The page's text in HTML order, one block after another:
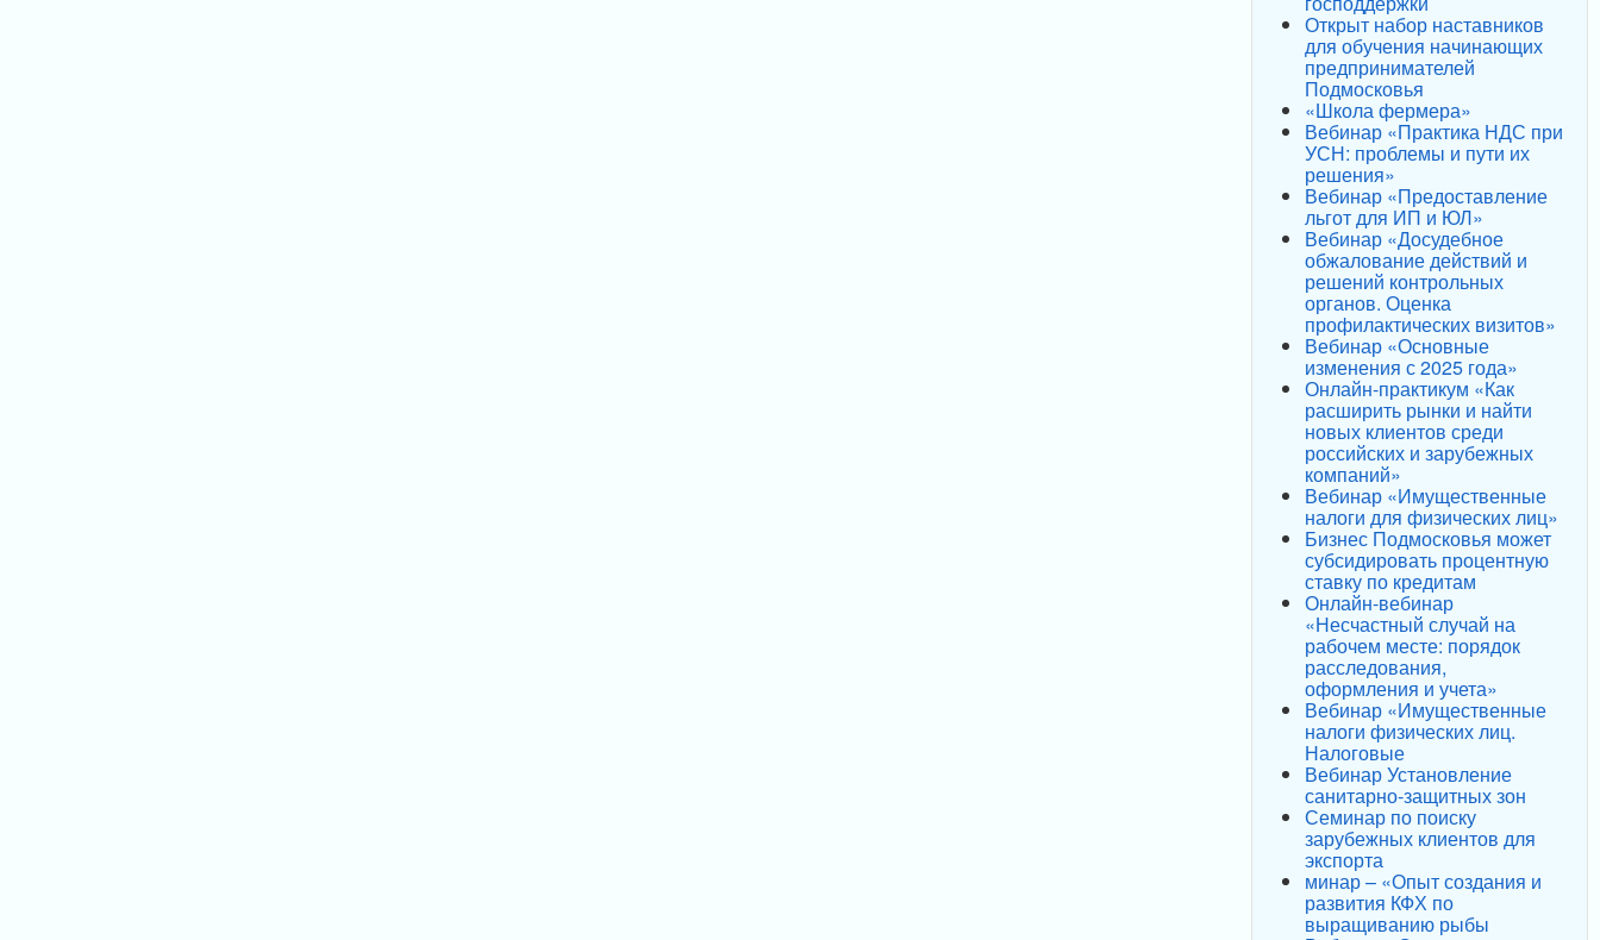
Открыт набор наставников
для обучения начинающих
предпринимателей
Подмосковья
«Школа фермера»
Вебинар «Практика НДС при
УСН: проблемы и пути их
решения»
Вебинар «Предоставление
льгот для ИП и ЮЛ»
Вебинар «Досудебное
обжалование действий и
решений контрольных
органов. Оценка
профилактических визитов»
Вебинар «Основные
изменения с 2025 года»
Онлайн-практикум «Как
расширить рынки и найти
новых клиентов среди
российских и зарубежных
компаний»
Вебинар «Имущественные
налоги для физических лиц»
Бизнес Подмосковья может
субсидировать процентную
ставку по кредитам
Онлайн-вебинар
«Несчастный случай на
рабочем месте: порядок
расследования,
оформления и учета»
Вебинар «Имущественные
налоги физических лиц.
Налоговые
Вебинар Установление
санитарно-защитных зон
Семинар по поиску
зарубежных клиентов для
экспорта
минар – «Опыт создания и
развития КФХ по
выращиванию рыбы